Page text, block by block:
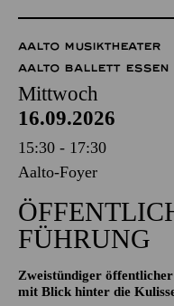
AALTO MUSIKTHEATER
AALTO BALLETT ESSEN
Mittwoch
16.09.2026
15:30 - 17:30
Aalto-Foyer
FÜHRUNG
Zweistündiger
mit Blick hinter die